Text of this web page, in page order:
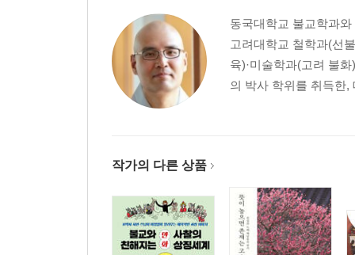
동국대학교 불교학과
고려대학교 철학과(선
육)·미술학과(고려 불
의 박사 학위를 취득한
작가의 다른 상품